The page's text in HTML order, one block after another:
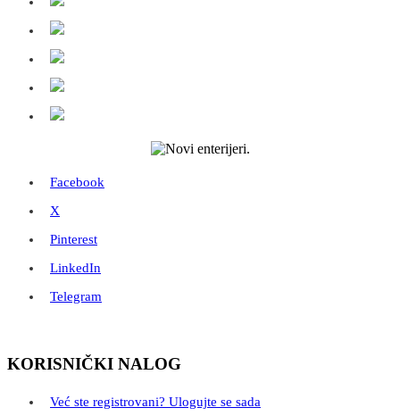
Facebook
X
Pinterest
LinkedIn
Telegram
KORISNIČKI NALOG
Već ste registrovani? Ulogujte se sada